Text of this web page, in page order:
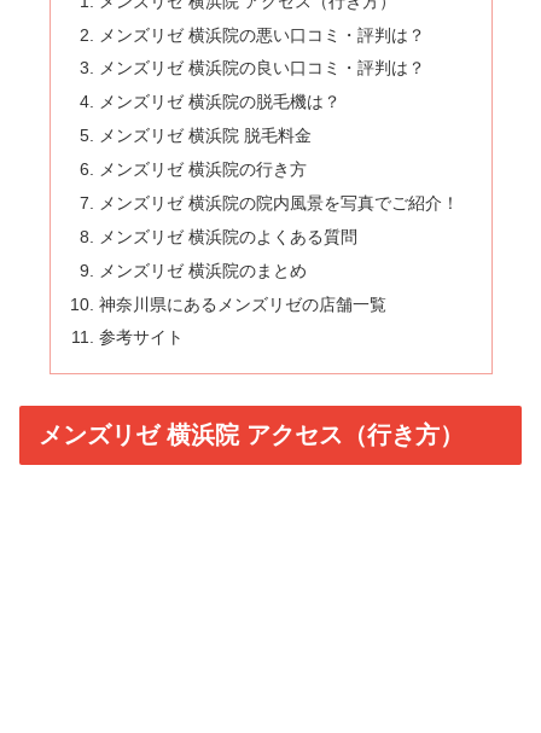
メンズリゼ 横浜院の悪い口コミ・評判は？
メンズリゼ 横浜院の良い口コミ・評判は？
メンズリゼ 横浜院の脱毛機は？
メンズリゼ 横浜院 脱毛料金
メンズリゼ 横浜院の行き方
メンズリゼ 横浜院の院内風景を写真でご紹介！
メンズリゼ 横浜院のよくある質問
メンズリゼ 横浜院のまとめ
神奈川県にあるメンズリゼの店舗一覧
参考サイト
メンズリゼ 横浜院 アクセス（行き方）